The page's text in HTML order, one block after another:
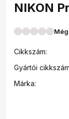
NIKON
Cikkszám:
Gyártói
Márka: